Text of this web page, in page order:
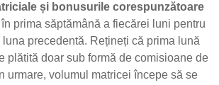
și bonusurile corespunzătoare
în prima săptămână a fiecărei luni pentru
precedentă. Rețineți că prima lună
plătită doar sub formă de comisioane de
urmare, volumul matricei începe să se